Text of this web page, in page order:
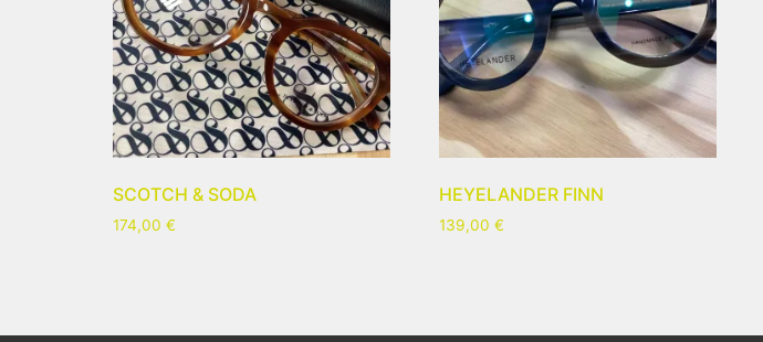
SCOTCH & SODA
174,00 €
HEYELANDER FINN
139,00 €